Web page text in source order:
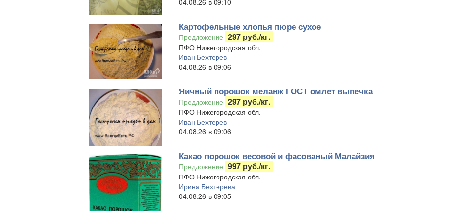
04.08.26 в 09:10
Картофельные хлопья пюре сухое
Предложение 297 руб./кг.
ПФО Нижегородская обл.
Иван Бехтерев
04.08.26 в 09:06
Яичный порошок меланж ГОСТ омлет выпечка
Предложение 297 руб./кг.
ПФО Нижегородская обл.
Иван Бехтерев
04.08.26 в 09:06
Какао порошок весовой и фасованый Малайзия
Предложение 997 руб./кг.
ПФО Нижегородская обл.
Ирина Бехтерева
04.08.26 в 09:05